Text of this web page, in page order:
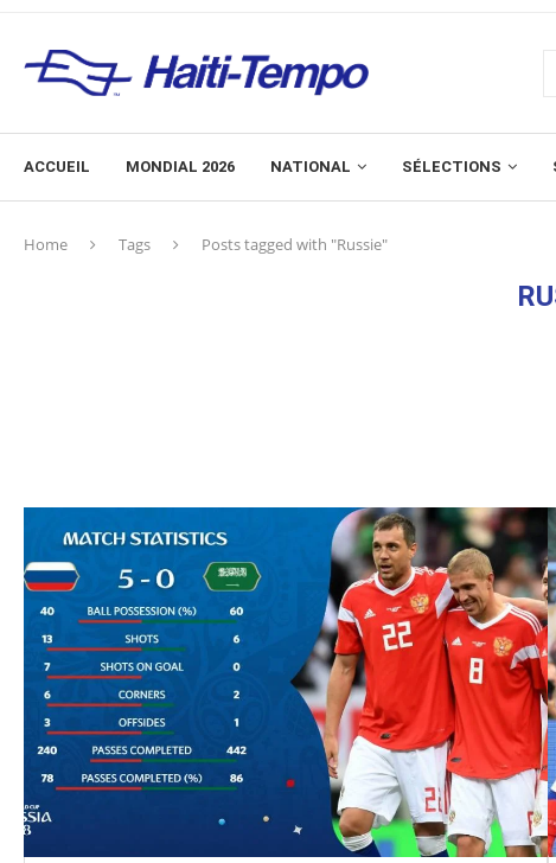
ACCUEIL MONDIAL 2026 NATIONAL SÉLECTIONS
Home Tags Posts tagged with "Russie"